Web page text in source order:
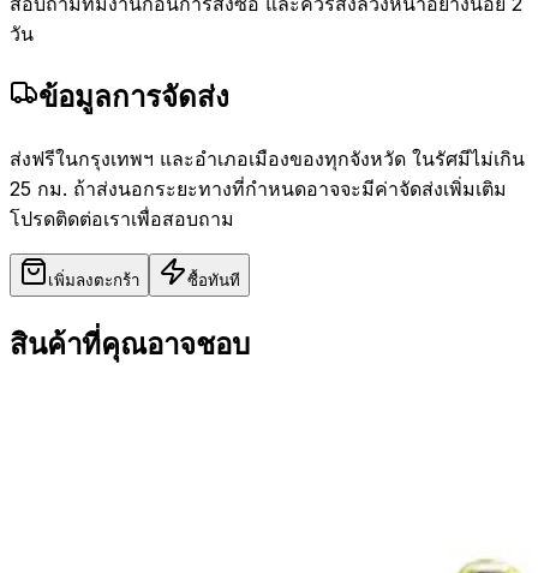
วัน
ข้อมูลการจัดส่ง
ส่งฟรีในกรุงเทพฯ และอำเภอเมืองของทุกจังหวัด ในรัศมีไม่เกิน
25 กม. ถ้าส่งนอกระยะทางที่กำหนดอาจจะมีค่าจัดส่งเพิ่มเติม
โปรดติดต่อเราเพื่อสอบถาม
เพิ่มลงตะกร้า ซื้อทันที
สินค้าที่คุณอาจชอบ